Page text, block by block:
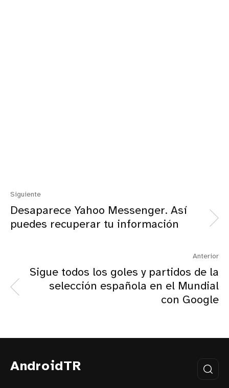
Siguiente
Desaparece Yahoo Messenger. Así
puedes recuperar tu información
Anterior
Sigue todos los goles y partidos de la
selección española en el Mundial
con Google
AndroidTR